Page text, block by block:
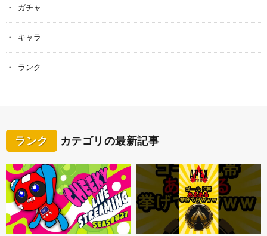
ガチャ
キャラ
ランク
ランク カテゴリの最新記事